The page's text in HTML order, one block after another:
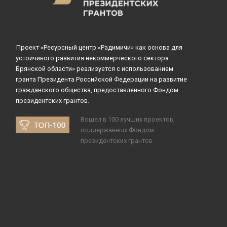
Проект «Ресурсный центр «Радимичи» как основа для
устойчивого развития некоммерческого сектора
Брянской области» реализуется с использованием
гранта Президента Российской Федерации на развитие
гражданского общества, предоставленного Фондом
президентских грантов.
Вошел в 100 лучших проектов,
поддержанных Фондом
президентских грантов